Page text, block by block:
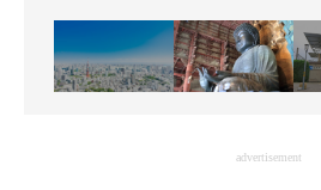
advertisement